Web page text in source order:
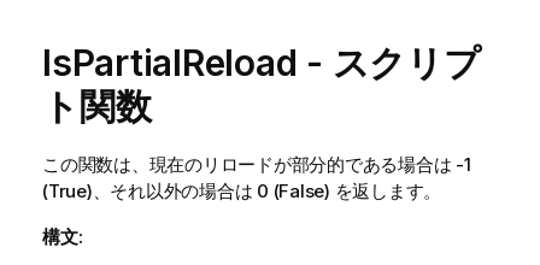
IsPartialReload - スクリプ
ト関数
この関数は、現在のリロードが部分的である場合は -1
(True)、それ以外の場合は 0 (False) を返します。
構文: